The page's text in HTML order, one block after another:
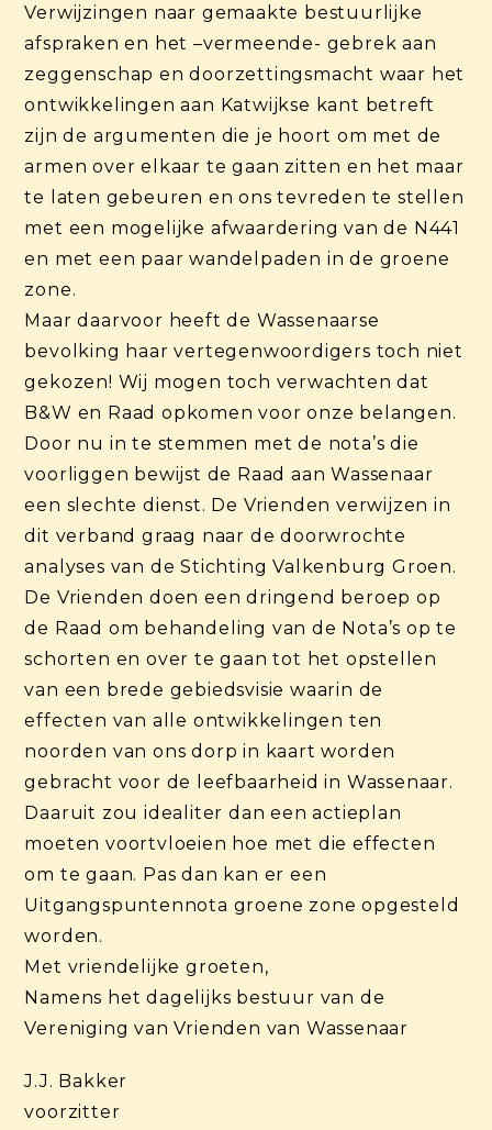
Verwijzingen naar gemaakte bestuurlijke
afspraken en het –vermeende- gebrek aan
zeggenschap en doorzettingsmacht waar het
ontwikkelingen aan Katwijkse kant betreft
zijn de argumenten die je hoort om met de
armen over elkaar te gaan zitten en het maar
te laten gebeuren en ons tevreden te stellen
met een mogelijke afwaardering van de N441
en met een paar wandelpaden in de groene
zone.
Maar daarvoor heeft de Wassenaarse
bevolking haar vertegenwoordigers toch niet
gekozen! Wij mogen toch verwachten dat
B&W en Raad opkomen voor onze belangen.
Door nu in te stemmen met de nota’s die
voorliggen bewijst de Raad aan Wassenaar
een slechte dienst. De Vrienden verwijzen in
dit verband graag naar de doorwrochte
analyses van de Stichting Valkenburg Groen.
De Vrienden doen een dringend beroep op
de Raad om behandeling van de Nota’s op te
schorten en over te gaan tot het opstellen
van een brede gebiedsvisie waarin de
effecten van alle ontwikkelingen ten
noorden van ons dorp in kaart worden
gebracht voor de leefbaarheid in Wassenaar.
Daaruit zou idealiter dan een actieplan
moeten voortvloeien hoe met die effecten
om te gaan. Pas dan kan er een
Uitgangspuntennota groene zone opgesteld
worden.
Met vriendelijke groeten,
Namens het dagelijks bestuur van de
Vereniging van Vrienden van Wassenaar
J.J. Bakker
voorzitter